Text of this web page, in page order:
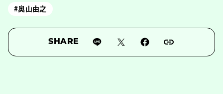
#奥山由之
SHARE